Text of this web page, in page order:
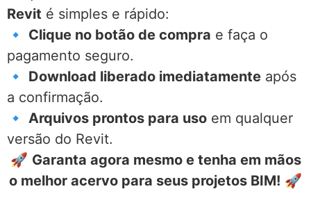
Revit é simples e rápido:
🔹 Clique no botão de compra e faça o
pagamento seguro.
🔹 Download liberado imediatamente após
a confirmação.
🔹 Arquivos prontos para uso em qualquer
versão do Revit.
🚀 Garanta agora mesmo e tenha em mãos
o melhor acervo para seus projetos BIM! 🚀